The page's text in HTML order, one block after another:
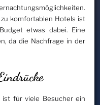
komfortablen Hotels ist
etwas dabei. Eine
da die Nachfrage in der
ist für viele Besucher ein